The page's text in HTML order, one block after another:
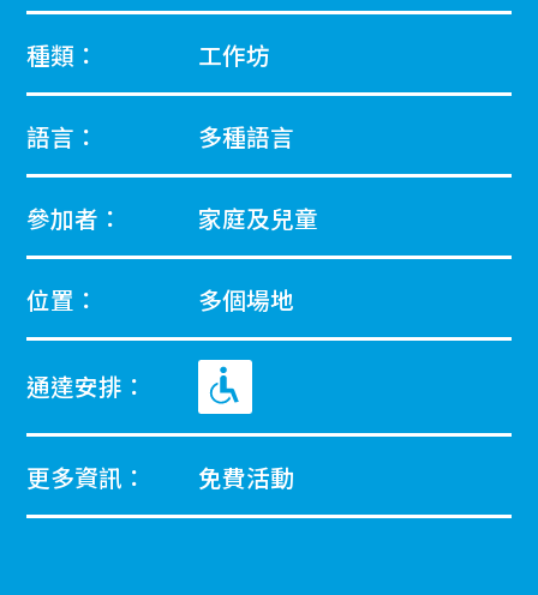
種類： 工作坊
語言： 多種語言
參加者： 家庭及兒童
位置： 多個場地
通達安排：
更多資訊： 免費活動